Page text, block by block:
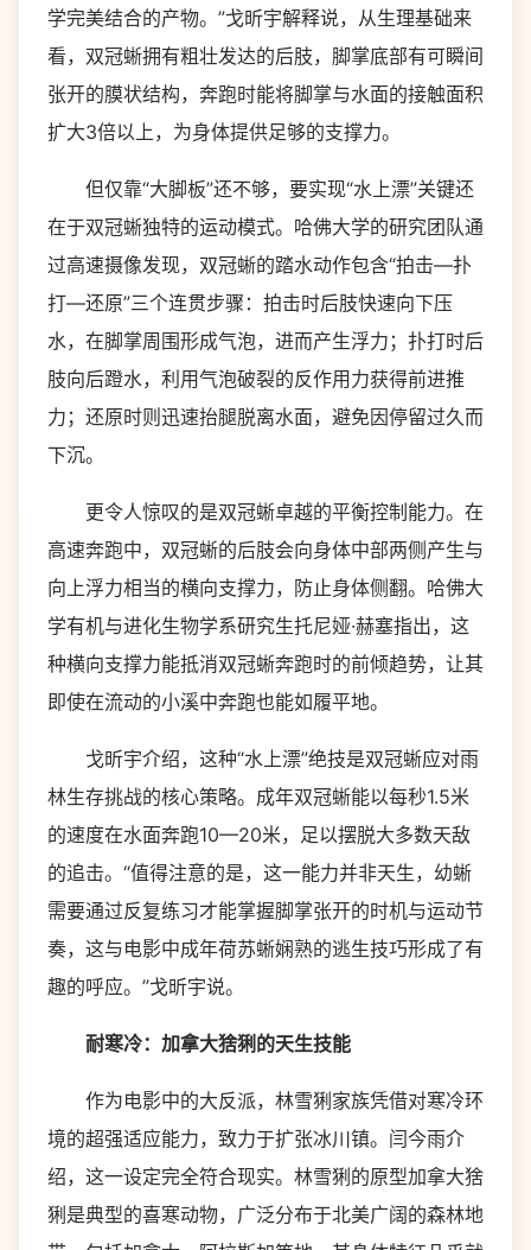
学完美结合的产物。”戈昕宇解释说，从生理基础来
看，双冠蜥拥有粗壮发达的后肢，脚掌底部有可瞬间
张开的膜状结构，奔跑时能将脚掌与水面的接触面积
扩大3倍以上，为身体提供足够的支撑力。
但仅靠“大脚板”还不够，要实现“水上漂”关键还
在于双冠蜥独特的运动模式。哈佛大学的研究团队通
过高速摄像发现，双冠蜥的踏水动作包含“拍击—扑
打—还原”三个连贯步骤：拍击时后肢快速向下压
水，在脚掌周围形成气泡，进而产生浮力；扑打时后
肢向后蹬水，利用气泡破裂的反作用力获得前进推
力；还原时则迅速抬腿脱离水面，避免因停留过久而
下沉。
更令人惊叹的是双冠蜥卓越的平衡控制能力。在
高速奔跑中，双冠蜥的后肢会向身体中部两侧产生与
向上浮力相当的横向支撑力，防止身体侧翻。哈佛大
学有机与进化生物学系研究生托尼娅·赫塞指出，这
种横向支撑力能抵消双冠蜥奔跑时的前倾趋势，让其
即使在流动的小溪中奔跑也能如履平地。
戈昕宇介绍，这种“水上漂”绝技是双冠蜥应对雨
林生存挑战的核心策略。成年双冠蜥能以每秒1.5米
的速度在水面奔跑10—20米，足以摆脱大多数天敌
的追击。“值得注意的是，这一能力并非天生，幼蜥
需要通过反复练习才能掌握脚掌张开的时机与运动节
奏，这与电影中成年荷苏蜥娴熟的逃生技巧形成了有
趣的呼应。”戈昕宇说。
耐寒冷：加拿大猞猁的天生技能
作为电影中的大反派，林雪猁家族凭借对寒冷环
境的超强适应能力，致力于扩张冰川镇。闫今雨介
绍，这一设定完全符合现实。林雪猁的原型加拿大猞
猁是典型的喜寒动物，广泛分布于北美广阔的森林地